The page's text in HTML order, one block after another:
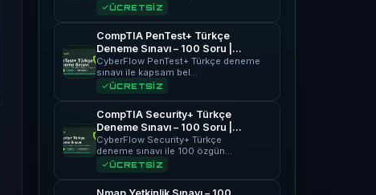
ÜCRETSİZ
CompTIA PenTest+ Türkçe
Deneme Sınavı – 100 Soru |
CyberFlow
CyberFlow PenTest+ Türkçe deneme
sınavı ile kapsam bel…
ÜCRETSİZ
CompTIA Security+ Türkçe
Deneme Sınavı – 100 Soru |
CyberFlow
CyberFlow Security+ Türkçe
deneme sınavı ile 100 özgün…
ÜCRETSİZ